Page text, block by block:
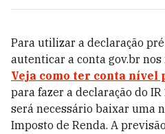
Para utilizar a declaração
autenticar a conta gov.br
Veja como ter conta nível
para fazer a declaração do
será necessário baixar uma
Imposto de Renda. A